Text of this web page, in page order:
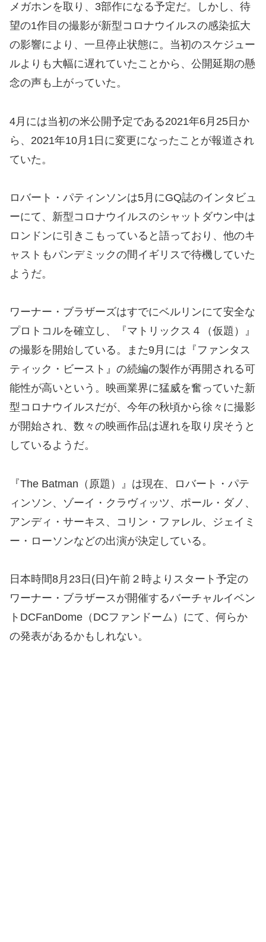
メガホンを取り、3部作になる予定だ。しかし、待
望の1作目の撮影が新型コロナウイルスの感染拡大
の影響により、一旦停止状態に。当初のスケジュー
ルよりも大幅に遅れていたことから、公開延期の懸
念の声も上がっていた。
4月には当初の米公開予定である2021年6月25日か
ら、2021年10月1日に変更になったことが報道され
ていた。
ロバート・パティンソンは5月にGQ誌のインタビュ
ーにて、新型コロナウイルスのシャットダウン中は
ロンドンに引きこもっていると語っており、他のキ
ャストもパンデミックの間イギリスで待機していた
ようだ。
ワーナー・ブラザーズはすでにベルリンにて安全な
プロトコルを確立し、『マトリックス４（仮題）』
の撮影を開始している。また9月には『ファンタス
ティック・ビースト』の続編の製作が再開される可
能性が高いという。映画業界に猛威を奮っていた新
型コロナウイルスだが、今年の秋頃から徐々に撮影
が開始され、数々の映画作品は遅れを取り戻そうと
しているようだ。
『The Batman（原題）』は現在、ロバート・パテ
ィンソン、ゾーイ・クラヴィッツ、ポール・ダノ、
アンディ・サーキス、コリン・ファレル、ジェイミ
ー・ローソンなどの出演が決定している。
日本時間8月23日(日)午前２時よりスタート予定の
ワーナー・ブラザースが開催するバーチャルイベン
トDCFanDome（DCファンドーム）にて、何らか
の発表があるかもしれない。